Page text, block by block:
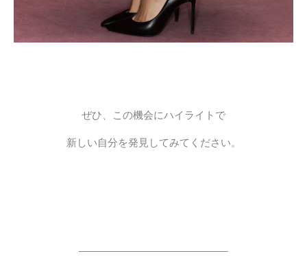
ぜひ、この機会にハイライトで
新しい自分を発見してみてください。
———————————————–